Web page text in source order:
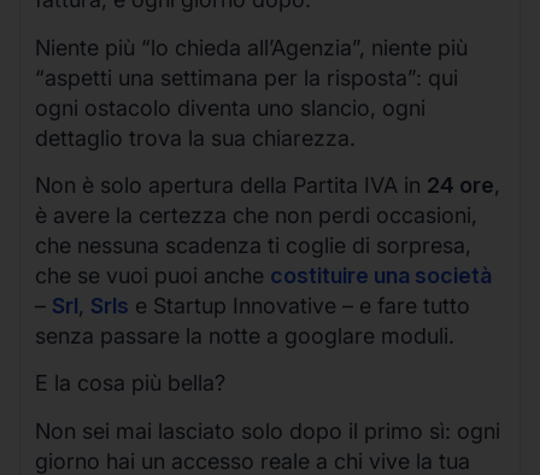
Niente più “lo chieda all’Agenzia”, niente più
“aspetti una settimana per la risposta”: qui
ogni ostacolo diventa uno slancio, ogni
dettaglio trova la sua chiarezza.
Non è solo apertura della Partita IVA in 24 ore,
è avere la certezza che non perdi occasioni,
che nessuna scadenza ti coglie di sorpresa,
che se vuoi puoi anche costituire una società
– Srl, Srls e Startup Innovative – e fare tutto
senza passare la notte a googlare moduli.
E la cosa più bella?
Non sei mai lasciato solo dopo il primo sì: ogni
giorno hai un accesso reale a chi vive la tua